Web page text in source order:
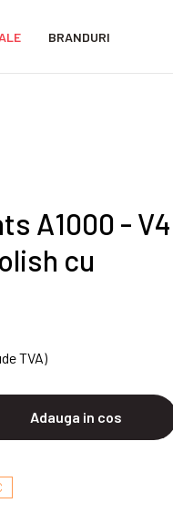
BRANDURI
A1000 -
cu
TVA)
Adauga in cos